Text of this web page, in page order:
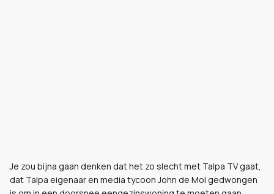
Je zou bijna gaan denken dat het zo slecht met Talpa TV gaat,
dat Talpa eigenaar en media tycoon John de Mol gedwongen